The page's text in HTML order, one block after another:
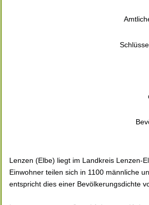
Lenzen (Elbe) liegt im Landkreis Lenzen-
Einwohner teilen sich in 1100 männliche
entspricht dies einer Bevölkerungsdichte